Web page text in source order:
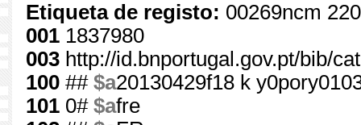
Etiqueta de registo: 00269ncm
001 1837980
003 http://id.bnportugal.gov.pt/bib/
100 ## $a20130429f18 k
101 0# $afre